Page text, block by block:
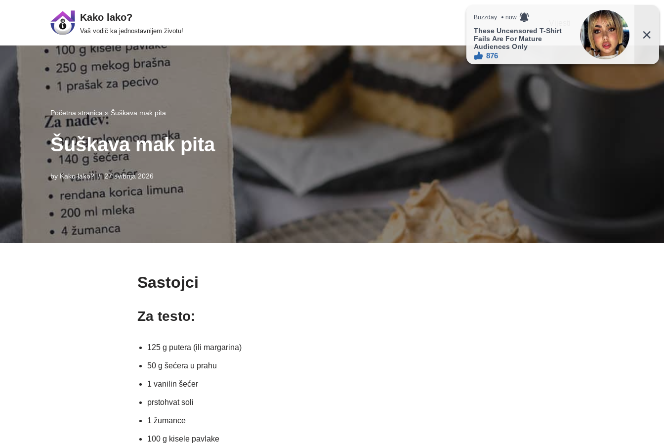
Kako lako?
Vaš vodič ka jednostavnijem životu!
Recepti
Početna stranica » Šuškava mak pita
Šuškava mak pita
by Kako lako? 27 svibnja 2026
Sastojci
Za testo:
125 g putera (ili margarina)
50 g šećera u prahu
1 vanilin šećer
prstohvat soli
1 žumance
100 g kisele pavlake